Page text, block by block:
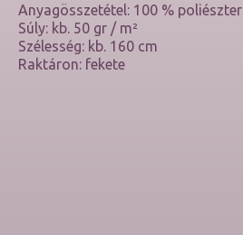
Anyagösszetétel: 100 % poliészter
Súly: kb. 50 gr / m²
Szélesség: kb. 160 cm
Raktáron: fekete